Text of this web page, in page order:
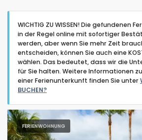
Art der Unterkunft
Personen
Schlafzimmer
WICHTIG ZU WISSEN! Die gefundenen
in der Regel online mit sofortiger
werden, aber wenn Sie mehr Zeit
entscheiden, können Sie auch eine
wählen. Das bedeutet, dass wir die
für Sie halten. Weitere Informationen
einer Ferienunterkunft finden Sie unter
BUCHEN?
FERIENWOHNUNG